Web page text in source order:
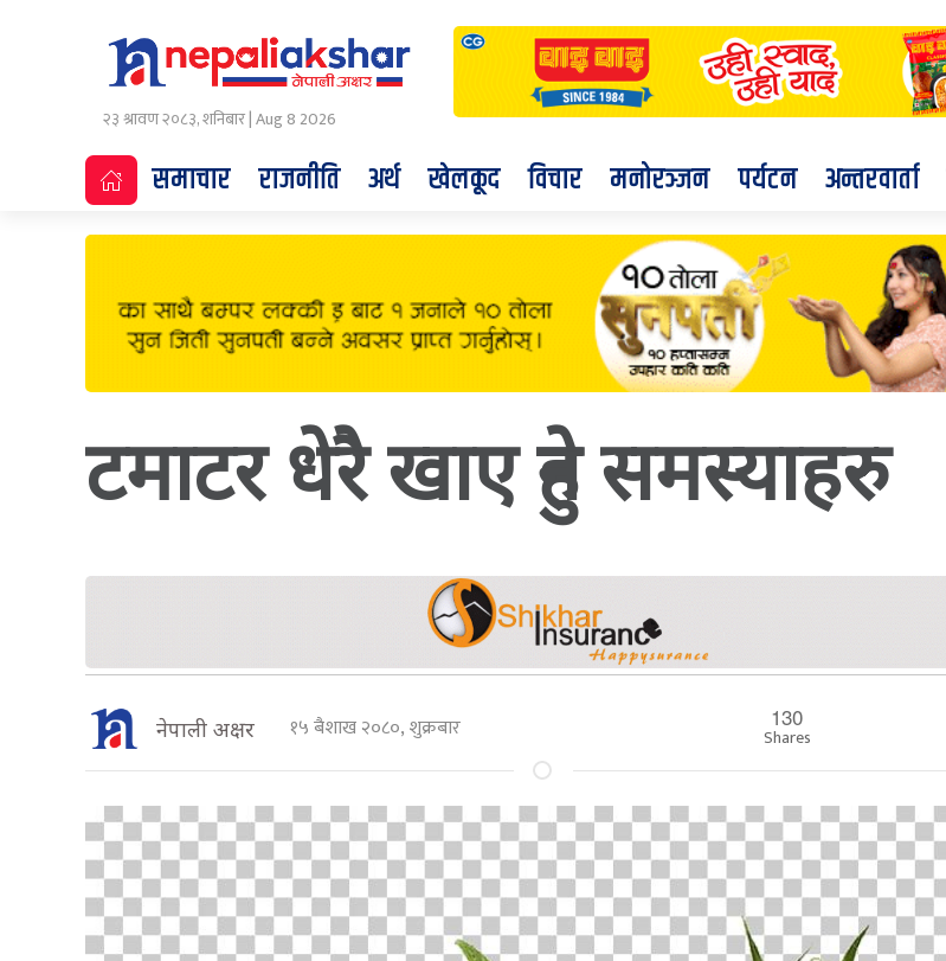
२३ श्रावण २०८३, शनिबार | Aug 8 2026
समाचार राजनीति अर्थ खेलकूद विचार मनोरञ्जन पर्यटन अन्तरवार्ता
टमाटर धेरै खाए हुने समस्याहरु
नेपाली अक्षर १५ बैशाख २०८०, शुक्रबार 130
Shares